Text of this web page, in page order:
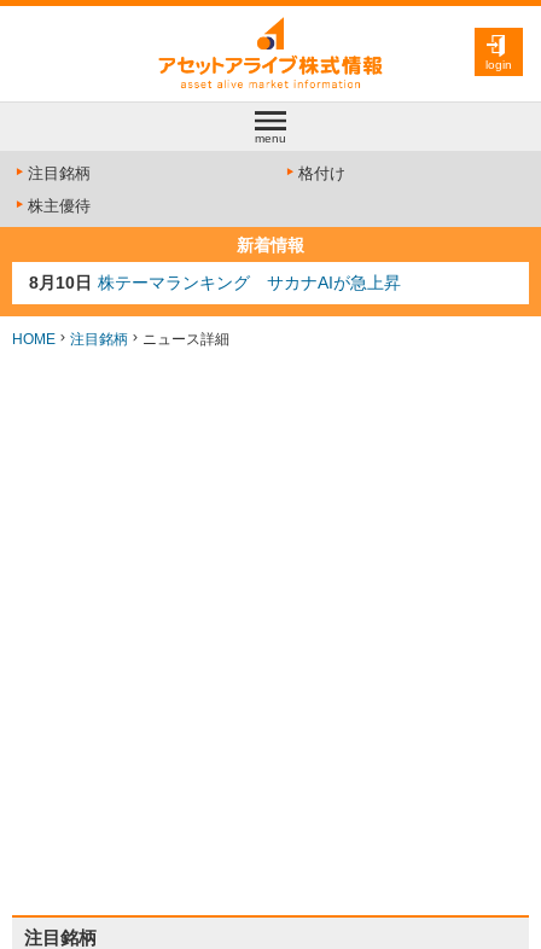
login
menu
注目銘柄
格付け
株主優待
新着情報
8月10日 株テーマランキング サカナAIが急上昇
8月9日 資源注目株 8月9日更新
8月4日 AI注目株 8月4日更新
HOME 注目銘柄 ニュース詳細
注目銘柄